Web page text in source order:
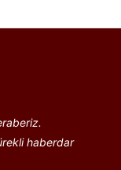
haberdar